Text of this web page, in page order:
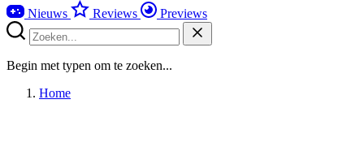
Nieuws
Reviews Previews
Begin met typen om te zoeken...
Home